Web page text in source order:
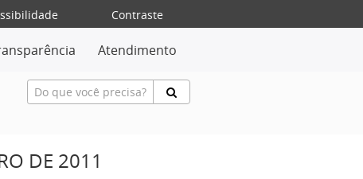
Contraste
Atendimento
DE 2011